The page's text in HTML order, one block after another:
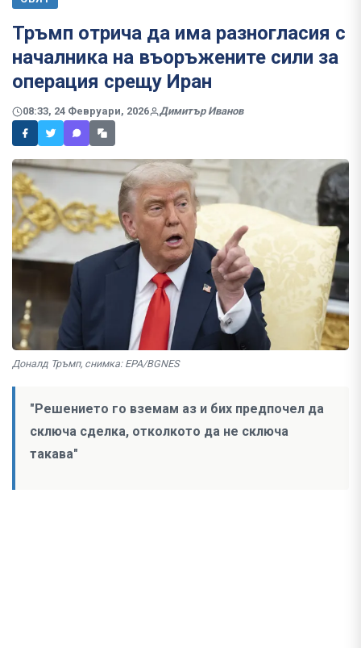
Тръмп отрича да има разногласия с
началника на въоръжените сили за
операция срещу Иран
08:33, 24 Февруари, 2026 Димитър Иванов
Доналд Тръмп, снимка: EPA/BGNES
"Решението го вземам аз и бих предпочел да
сключа сделка, отколкото да не сключа
такава"